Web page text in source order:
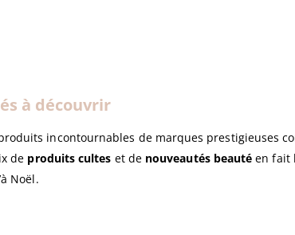
à découvrir
incontournables de marques prestigieuses
de produits cultes et de nouveautés beauté en fait
Noël.